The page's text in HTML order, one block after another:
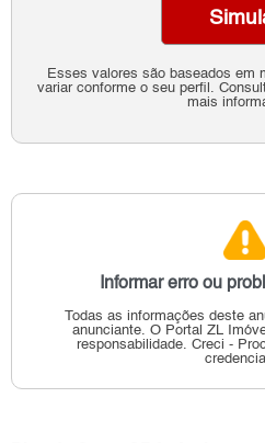
Esses valores são baseados em
variar conforme o seu perfil.
mais
Informar erro ou
Todas as informações deste
anunciante. O Portal ZL
responsabilidade. Creci -